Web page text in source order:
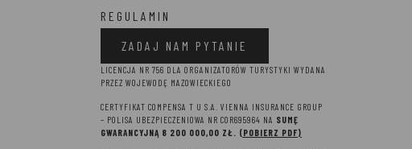
REGULAMIN
ZADAJ NAM PYTANIE
LICENCJA NR 756 DLA ORGANIZATORÓW TURYSTYKI WYDANA
PRZEZ WOJEWODĘ MAZOWIECKIEGO
CERTYFIKAT COMPENSA T U S.A. VIENNA INSURANCE GROUP
– POLISA UBEZPIECZENIOWA NR COR695964 NA SUMĘ
GWARANCYJNĄ 8 200 000,00 ZŁ. (POBIERZ PDF)